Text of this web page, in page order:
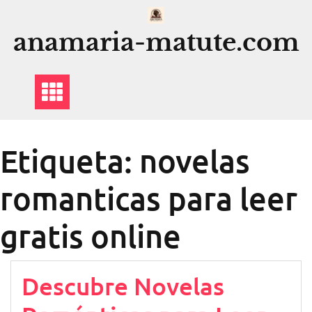
contenido
anamaria-matute.com
Etiqueta: novelas
romanticas para leer
gratis online
Descubre Novelas